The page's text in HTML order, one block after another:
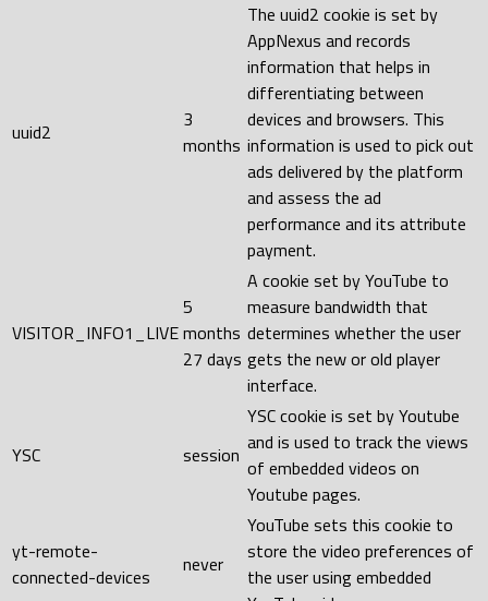
uuid2
3
months
The uuid2 cookie is set by
AppNexus and records
information that helps in
differentiating between
devices and browsers. This
information is used to pick out
ads delivered by the platform
and assess the ad
performance and its attribute
payment.
VISITOR_INFO1_LIVE
5
months
27 days
A cookie set by YouTube to
measure bandwidth that
determines whether the user
gets the new or old player
interface.
YSC session
YSC cookie is set by Youtube
and is used to track the views
of embedded videos on
Youtube pages.
yt-remote-
connected-devices
never
YouTube sets this cookie to
store the video preferences of
the user using embedded